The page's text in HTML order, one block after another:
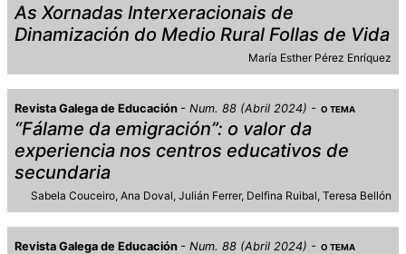
As Xornadas Interxeracionais de
Dinamización do Medio Rural Follas de Vida
María Esther Pérez Enríquez
Revista Galega de Educación Num. 88 (Abril 2024) O TEMA
“Fálame da emigración”: o valor da
experiencia nos centros educativos de
secundaria
Sabela Couceiro Ana Doval Julián Ferrer Delfina Ruibal Teresa Bellón
Revista Galega de Educación Num. 88 (Abril 2024) O TEMA